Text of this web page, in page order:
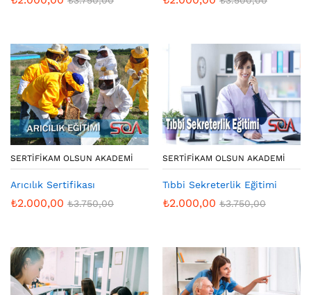
SERTIFIKAM OLSUN AKADEMI
Arıcılık Sertifikası
₺2.000,00 ₺3.750,00
SERTIFIKAM OLSUN AKADEMI
Tıbbi Sekreterlik Eğitimi
₺2.000,00 ₺3.750,00